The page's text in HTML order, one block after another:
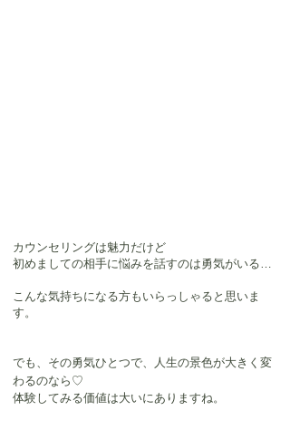
カウンセリングは魅力だけど
初めましての相手に悩みを話すのは勇気がいる…
こんな気持ちになる方もいらっしゃると思いま
す。
でも、その勇気ひとつで、人生の景色が大きく変
わるのなら♡
体験してみる価値は大いにありますね。